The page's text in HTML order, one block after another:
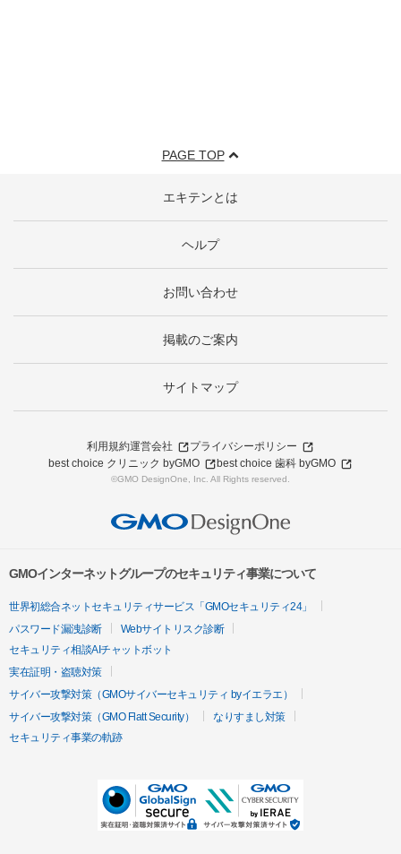
PAGE TOP
エキテンとは
ヘルプ
お問い合わせ
掲載のご案内
サイトマップ
利用規約運営会社
プライバシーポリシー
best choice クリニック byGMO
best choice 歯科 byGMO
©GMO DesignOne, Inc. All Rights reserved.
GMOインターネットグループのセキュリティ事業について
世界初総合ネットセキュリティサービス「GMOセキュリティ24」
パスワード漏洩診断
Webサイトリスク診断
セキュリティ相談AIチャットボット
実在証明・盗聴対策
サイバー攻撃対策（GMOサイバーセキュリティ byイエラエ）
サイバー攻撃対策（GMO Flatt Security）
なりすまし対策
セキュリティ事業の軌跡